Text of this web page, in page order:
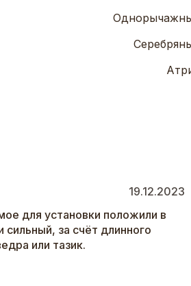
19.12.2023
для установки положили в
за счёт длинного
или тазик.